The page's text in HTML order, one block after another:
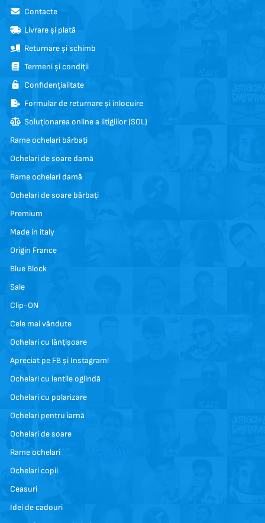
Contacte
Livrare și plată
Returnare și schimb
Termeni și condiții
Confidențialitate
Formular de returnare și înlocuire
Soluționarea online a litigiilor (SOL)
Rame ochelari bărbați
Ochelari de soare damă
Rame ochelari damă
Ochelari de soare bărbați
Premium
Made in italy
Origin France
Blue Block
Sale
Clip-ON
Cele mai vândute
Ochelari cu lănțișoare
Apreciat pe FB și Instagram!
Ochelari cu lentile oglindă
Ochelari cu polarizare
Ochelari pentru iarnă
Ochelari de soare
Rame ochelari
Ochelari copii
Ceasuri
Idei de cadouri